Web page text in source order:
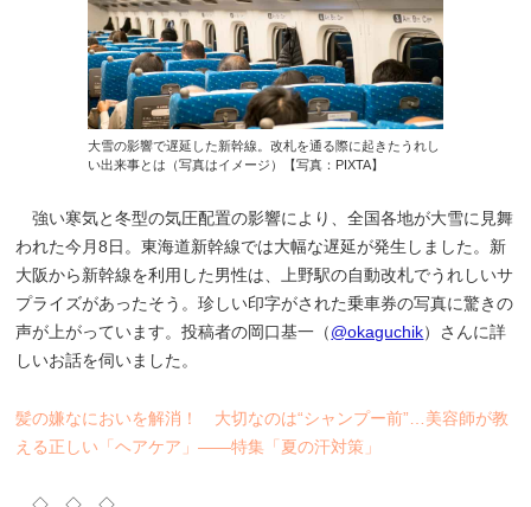
大雪の影響で遅延した新幹線。改札を通る際に起きたうれし
い出来事とは（写真はイメージ）【写真：PIXTA】
強い寒気と冬型の気圧配置の影響により、全国各地が大雪に見舞
われた今月8日。東海道新幹線では大幅な遅延が発生しました。新
大阪から新幹線を利用した男性は、上野駅の自動改札でうれしいサ
プライズがあったそう。珍しい印字がされた乗車券の写真に驚きの
声が上がっています。投稿者の岡口基一（@okaguchik）さんに詳
しいお話を伺いました。
髪の嫌なにおいを解消！ 大切なのは“シャンプー前”…美容師が教
える正しい「ヘアケア」――特集「夏の汗対策」